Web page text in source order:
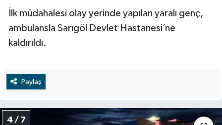
İlk müdahalesi olay yerinde yapılan yaralı genç,
ambulansla Sarıgöl Devlet Hastanesi’ne
kaldırıldı.
Paylaş
4 / 7